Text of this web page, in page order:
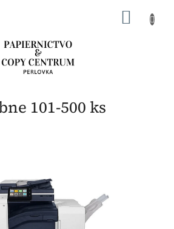
101-500 ks